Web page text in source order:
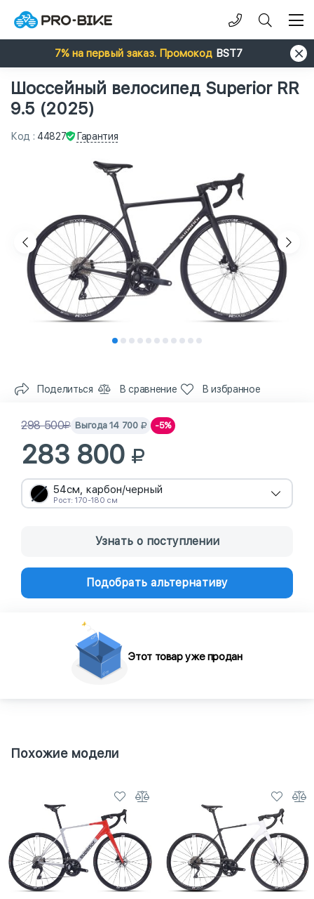
7% на первый заказ. Промокод BST7
Шоссейный велосипед Superior RR
9.5 (2025)
Код : 44827 Гарантия
Поделиться В сравнение В избранное
298 500 Выгода 14 700 -5%
283 800
54см, карбон/черный
Рост: 170-180 см
Узнать о поступлении
Подобрать альтернативу
Этот товар уже продан
Похожие модели